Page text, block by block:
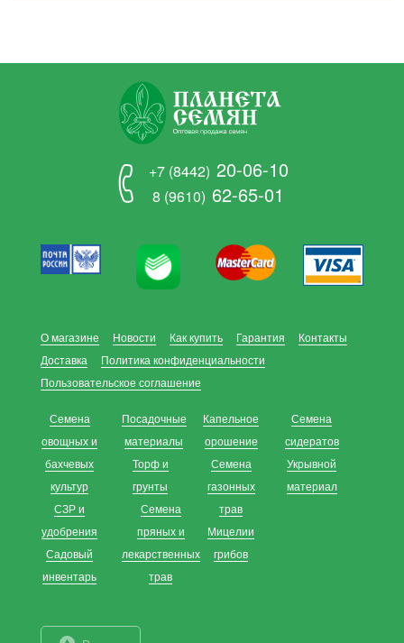
+7 (8442) 20-06-10
8 (9610) 62-65-01
О магазине Новости Как купить Гарантия
Контакты
Доставка
Политика конфиденциальности
Пользовательское соглашение
Семена
овощных и
бахчевых
культур
СЗР и
удобрения
Садовый
инвентарь
Посадочные
материалы
Торф и
грунты
Семена
пряных и
лекарственных
трав
Капельное
орошение
Семена
газонных
трав
Мицелии
грибов
Семена
сидератов
Укрывной
материал